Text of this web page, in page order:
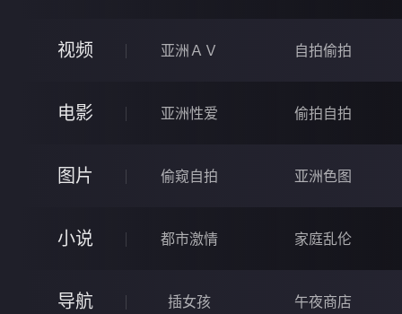
视频 亚洲ＡＶ 自拍偷拍
电影 亚洲性爱 偷拍自拍
图片 偷窥自拍 亚洲色图
小说 都市激情 家庭乱伦
导航 插女孩 午夜商店